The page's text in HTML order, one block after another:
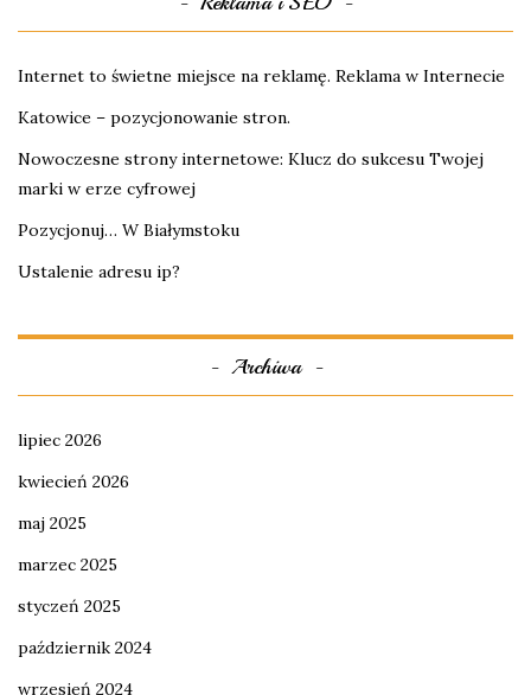
Internet to świetne miejsce na reklamę. Reklama w Internecie
Katowice – pozycjonowanie stron.
Nowoczesne strony internetowe: Klucz do sukcesu Twojej
marki w erze cyfrowej
Pozycjonuj… W Białymstoku
Ustalenie adresu ip?
Archiwa
lipiec 2026
kwiecień 2026
maj 2025
marzec 2025
styczeń 2025
październik 2024
wrzesień 2024